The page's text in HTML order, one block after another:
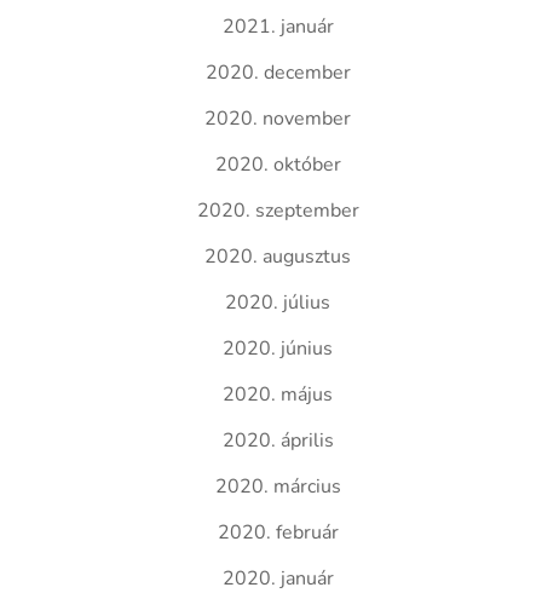
2021. január
2020. december
2020. november
2020. október
2020. szeptember
2020. augusztus
2020. július
2020. június
2020. május
2020. április
2020. március
2020. február
2020. január